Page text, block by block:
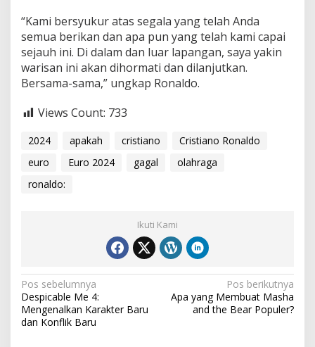
“Kami bersyukur atas segala yang telah Anda
semua berikan dan apa pun yang telah kami capai
sejauh ini. Di dalam dan luar lapangan, saya yakin
warisan ini akan dihormati dan dilanjutkan.
Bersama-sama,” ungkap Ronaldo.
Views Count: 733
2024 apakah cristiano
Cristiano Ronaldo
euro
Euro 2024 gagal
olahraga
ronaldo:
Ikuti Kami
Navigasi
pos
Pos sebelumnya
Despicable Me 4:
Mengenalkan Karakter Baru
dan Konflik Baru
Pos berikutnya
Apa yang Membuat Masha
and the Bear Populer?